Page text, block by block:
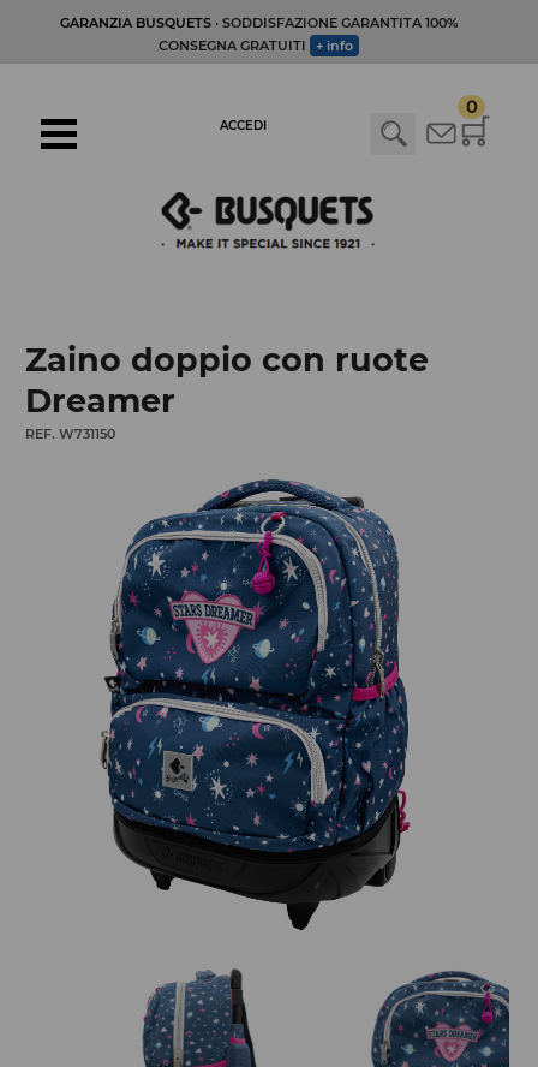
GARANZIA BUSQUETS· SODDISFAZIONE GARANTITA 100%
CONSEGNA GRATUITI
+ info
0
ACCEDI
Zaino doppio con ruote
Dreamer
REF. W731150